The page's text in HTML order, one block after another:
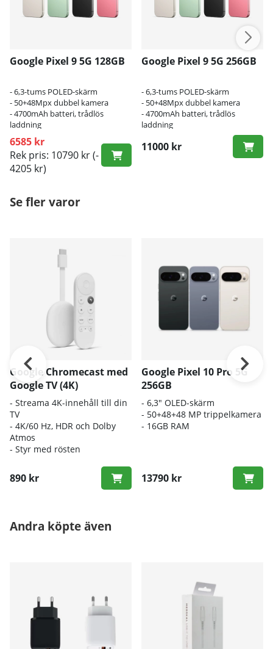
Google Pixel 9 5G 128GB
- 6,3-tums POLED-skärm
- 50+48Mpx dubbel kamera
- 4700mAh batteri, trådlös
laddning
6585 kr
Rek pris: 10790 kr(-
4205 kr)
Google Pixel 9 5G 256GB
- 6,3-tums POLED-skärm
- 50+48Mpx dubbel kamera
- 4700mAh batteri, trådlös
laddning
11000 kr
Se fler varor
Google Chromecast med
Google TV (4K)
- Streama 4K-innehåll till din
TV
- 4K/60 Hz, HDR och Dolby
Atmos
- Styr med rösten
890 kr
Google Pixel 10 Pro 5G
256GB
- 6,3" OLED-skärm
- 50+48+48 MP trippelkamera
- 16GB RAM
13790 kr
Andra köpte även